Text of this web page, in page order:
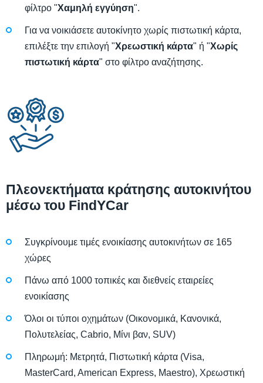
φίλτρο "Χαμηλή εγγύηση".
Για να νοικιάσετε αυτοκίνητο χωρίς πιστωτική κάρτα,
επιλέξτε την επιλογή "Χρεωστική κάρτα" ή "Χωρίς
πιστωτική κάρτα" στο φίλτρο αναζήτησης.
Πλεονεκτήματα κράτησης αυτοκινήτου
μέσω του FindYCar
Συγκρίνουμε τιμές ενοικίασης αυτοκινήτων σε 165
χώρες
Πάνω από 1000 τοπικές και διεθνείς εταιρείες
ενοικίασης
Όλοι οι τύποι οχημάτων (Οικονομικά, Κανονικά,
Πολυτελείας, Cabrio, Μίνι βαν, SUV)
Πληρωμή: Μετρητά, Πιστωτική κάρτα (Visa,
MasterCard, American Express, Maestro), Χρεωστική